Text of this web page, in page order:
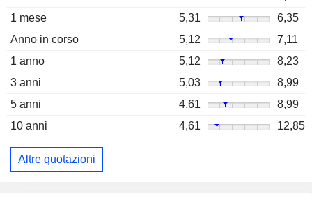
1 mese
5,31
6,35
Anno in corso
5,12
7,11
1 anno
5,12
8,23
3 anni
5,03
8,99
5 anni
4,61
8,99
10 anni
4,61 12,85
Altre quotazioni